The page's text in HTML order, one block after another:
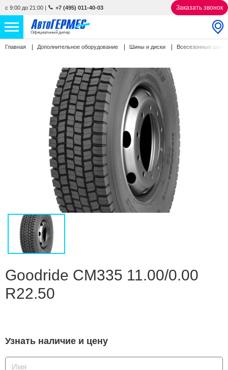
с 9:00 до 21:00 | +7 (495) 011-40-03 Заказать звонок
Официальный дилер
НОВЫЕ АВТОМОБИЛИ 4850 авто
С ПРОБЕГОМ 846 авто
О КОМПАНИИ
Избранное
Сравнение
Личный кабинет
Главная Дополнительное оборудование Шины и диски Всесезонные
Goodride CM335 11.00/0.00
R22.50
Узнать наличие и цену